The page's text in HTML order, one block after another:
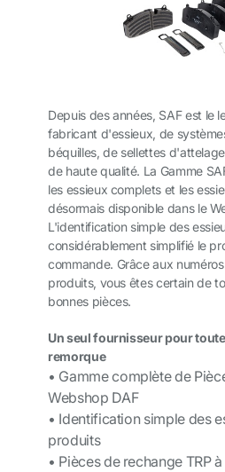
Depuis des années, SAF est le
fabricant d'essieux, de
béquilles, de sellettes
de haute qualité. La Gamme
les essieux complets et les
désormais disponible dans le
L'identification simple des
considérablement simplifié le
commande. Grâce aux
produits, vous êtes certain de
bonnes pièces.
Un seul fournisseur pour
remorque
• Gamme complète de
Webshop DAF
• Identification simple des
produits
• Pièces de rechange TRP